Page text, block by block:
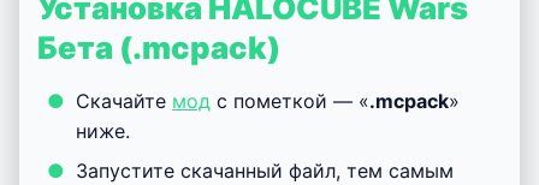
Установка HALOCUBE Wars
Бета (.mcpack)
Скачайте мод с пометкой — «.mcpack»
ниже.
Запустите скачанный файл, тем самым